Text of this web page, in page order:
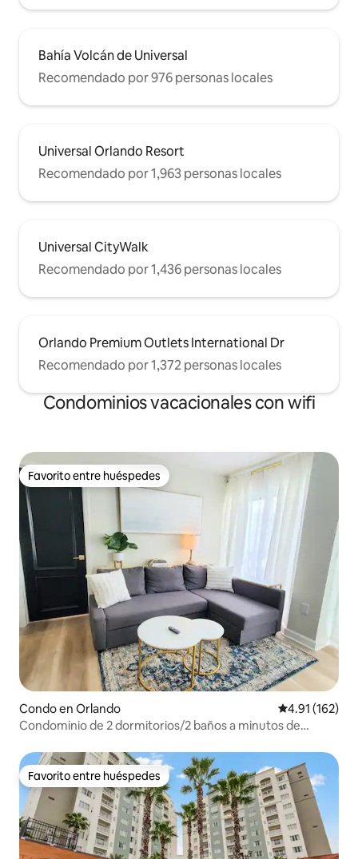
Bahía Volcán de Universal
Recomendado por 976 personas locales
Universal Orlando Resort
Recomendado por 1,963 personas locales
Universal CityWalk
Recomendado por 1,436 personas locales
Orlando Premium Outlets International Dr
Recomendado por 1,372 personas locales
Condominios vacacionales con wifi
Favorito entre huéspedes
Favorito entre huéspedes
Condo en Orlando Calificación
4.91 (162)
Condominio de 2 dormitorios/2 baños a minutos de
Favorito entre huéspedes
Favorito entre huéspedes